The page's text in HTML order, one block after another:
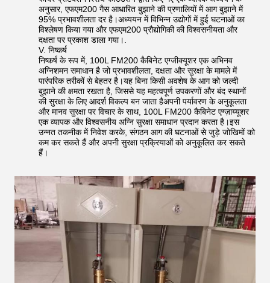
अनुसार, एफएम200 गैस आधारित बुझाने की प्रणालियों में आग बुझाने में
95% प्रभावशीलता दर है।अध्ययन में विभिन्न उद्योगों में हुई घटनाओं का
विश्लेषण किया गया और एफएम200 प्रौद्योगिकी की विश्वसनीयता और
दक्षता पर प्रकाश डाला गया।.
V. निष्कर्ष
निष्कर्ष के रूप में, 100L FM200 कैबिनेट एग्जीक्यूशर एक अभिनव
अग्निशमन समाधान है जो प्रभावशीलता, दक्षता और सुरक्षा के मामले में
पारंपरिक तरीकों से बेहतर है।यह बिना किसी अवशेष के आग को जल्दी
बुझाने की क्षमता रखता है, जिससे यह महत्वपूर्ण उपकरणों और बंद स्थानों
की सुरक्षा के लिए आदर्श विकल्प बन जाता हैअपनी पर्यावरण के अनुकूलता
और मानव सुरक्षा पर विचार के साथ, 100L FM200 कैबिनेट एग्ज़ाय्यूशर
एक व्यापक और विश्वसनीय अग्नि सुरक्षा समाधान प्रदान करता है।इस
उन्नत तकनीक में निवेश करके, संगठन आग की घटनाओं से जुड़े जोखिमों को
कम कर सकते हैं और अपनी सुरक्षा प्रक्रियाओं को अनुकूलित कर सकते
हैं।